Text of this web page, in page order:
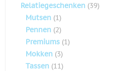
Relatiegeschenken (39)
Mutsen (1)
Pennen (2)
Premiums (1)
Mokken (3)
Tassen (11)